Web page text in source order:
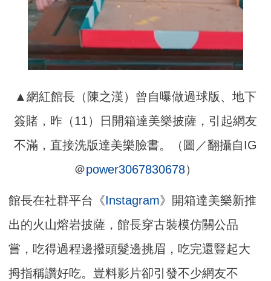
▲網紅館長（陳之漢）曾自曝做過球版、地下
簽賭，昨（11）日開箱達美樂披薩，引起網友
不滿，直接洗版達美樂臉書。（圖／翻攝自IG
＠power3067830678）
館長在社群平台《Instagram》開箱達美樂新推
出的火山熔岩披薩，館長穿古裝模仿關公品
嘗，吃得過程邊撥頭髮邊挑眉，吃完還豎起大
拇指稱讚好吃。豈料影片卻引發不少網友不